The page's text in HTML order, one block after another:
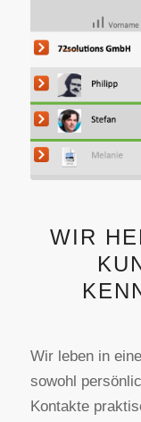
WIR
Wir leben in
sowohl
Kontakte